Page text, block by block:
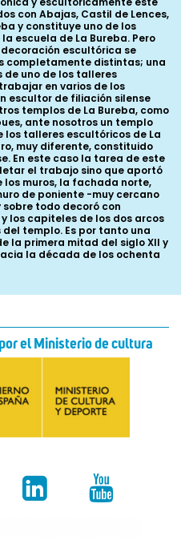
el Ministerio de cultura